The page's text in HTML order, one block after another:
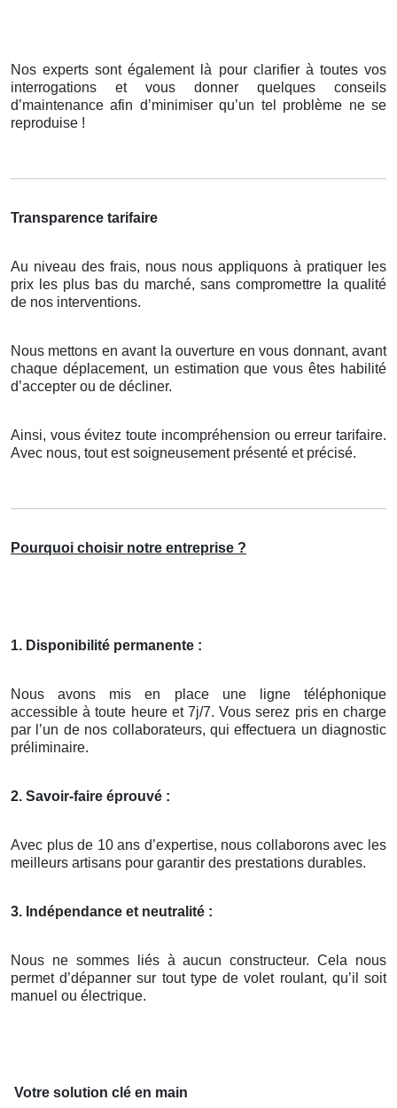
Nos experts sont également là pour clarifier à toutes vos
interrogations et vous donner quelques conseils
d’maintenance afin d’minimiser qu’un tel problème ne se
reproduise !
Transparence tarifaire
Au niveau des frais, nous nous appliquons à pratiquer les
prix les plus bas du marché, sans compromettre la qualité
de nos interventions.
Nous mettons en avant la ouverture en vous donnant, avant
chaque déplacement, un estimation que vous êtes habilité
d’accepter ou de décliner.
Ainsi, vous évitez toute incompréhension ou erreur tarifaire.
Avec nous, tout est soigneusement présenté et précisé.
Pourquoi choisir notre entreprise ?
1. Disponibilité permanente :
Nous avons mis en place une ligne téléphonique
accessible à toute heure et 7j/7. Vous serez pris en charge
par l’un de nos collaborateurs, qui effectuera un diagnostic
préliminaire.
2. Savoir-faire éprouvé :
Avec plus de 10 ans d’expertise, nous collaborons avec les
meilleurs artisans pour garantir des prestations durables.
3. Indépendance et neutralité :
Nous ne sommes liés à aucun constructeur. Cela nous
permet d’dépanner sur tout type de volet roulant, qu’il soit
manuel ou électrique.
Votre solution clé en main